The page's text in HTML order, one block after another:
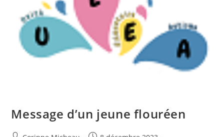
Message d’un jeune flouréen